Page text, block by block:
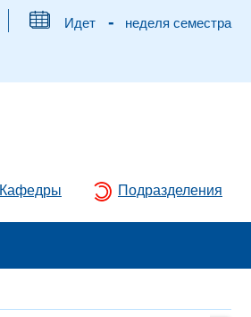
Идет - неделя семестра
Кафедры Подразделения